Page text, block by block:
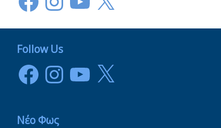
Follow Us
FacebookInstagramYouTube
X
Νέο Φως